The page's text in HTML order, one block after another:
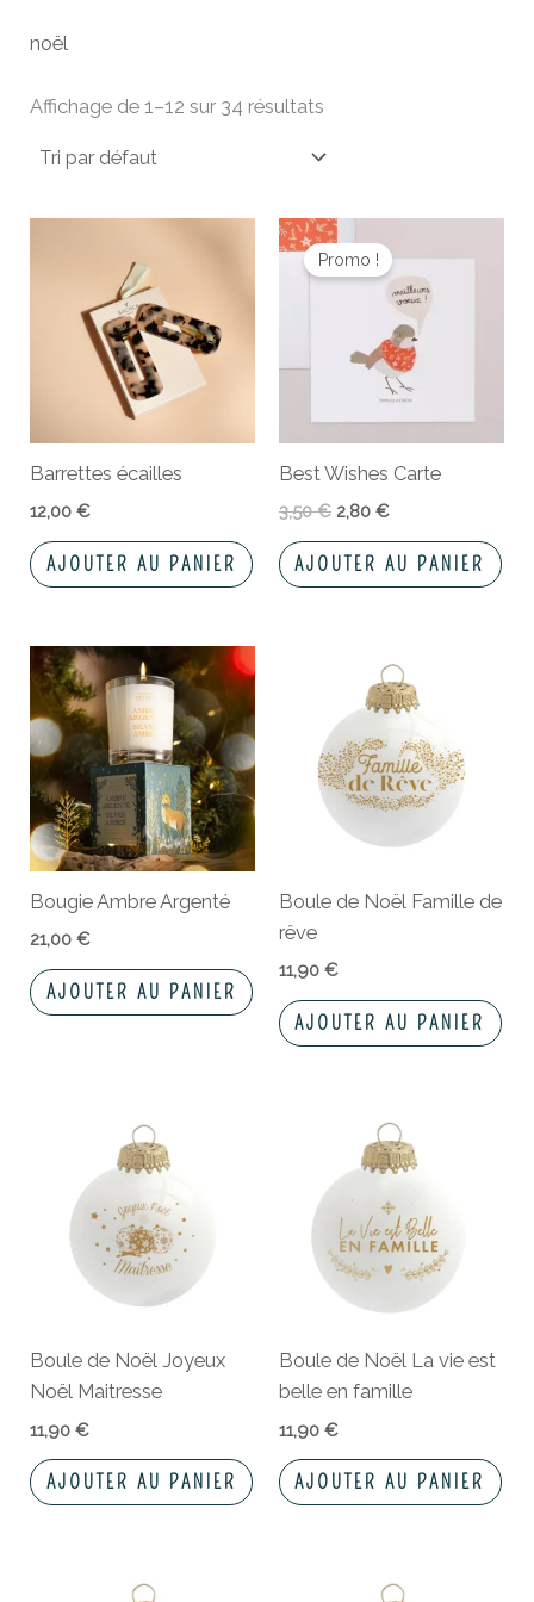
noël
Affichage de 1–12 sur 34 résultats
Barrettes écailles
12,00€
AJOUTER AU PANIER
Promo !
Best Wishes Carte
3,50€
Le
initial
2,80 €
prix
actuel
est :
2,80 €.
AJOUTER AU PANIER
Bougie Ambre Argenté
21,00€
AJOUTER AU PANIER
Boule de Noël Famille de
rêve
11,90 €
AJOUTER AU PANIER
Boule de Noël Joyeux
Noël Maitresse
11,90€
AJOUTER AU PANIER
Boule de Noël La vie est
belle en famille
11,90 €
AJOUTER AU PANIER